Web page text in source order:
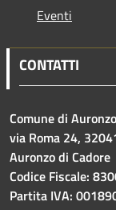
Eventi
CONTATTI
Comune di
via Roma 24,
Auronzo di Cadore
Codice Fiscale:
Partita IVA: